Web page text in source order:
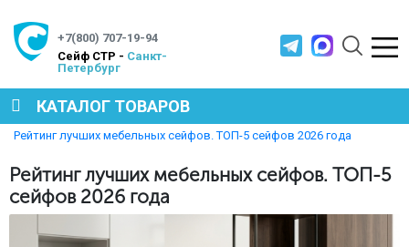
+7(800) 707-19-94
Cейф СТР - Санкт-
Петербург
КАТАЛОГ ТОВАРОВ
МЕТАЛЛИЧЕСКАЯ МЕБЕЛЬ
Главная
Полезная информация
Рейтинг лучших мебельных сейфов. ТОП-5 сейфов 2026 года
Рейтинг лучших мебельных сейфов. ТОП-5
сейфов 2026 года